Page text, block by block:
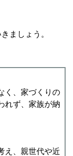
ましょう。
く、家づくりの
れず、家族が納
え、親世代や近